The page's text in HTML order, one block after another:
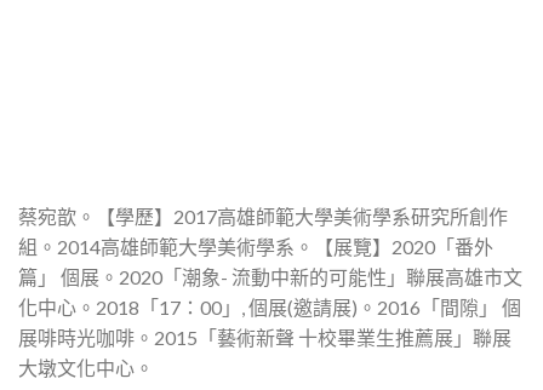
蔡宛歆。【學歷】2017高雄師範大學美術學系研究所創作
組。2014高雄師範大學美術學系。【展覽】2020「番外
篇」 個展。2020「潮象- 流動中新的可能性」聯展高雄市文
化中心。2018「17：00」, 個展(邀請展)。2016「間隙」 個
展啡時光咖啡。2015「藝術新聲 十校畢業生推薦展」聯展
大墩文化中心。